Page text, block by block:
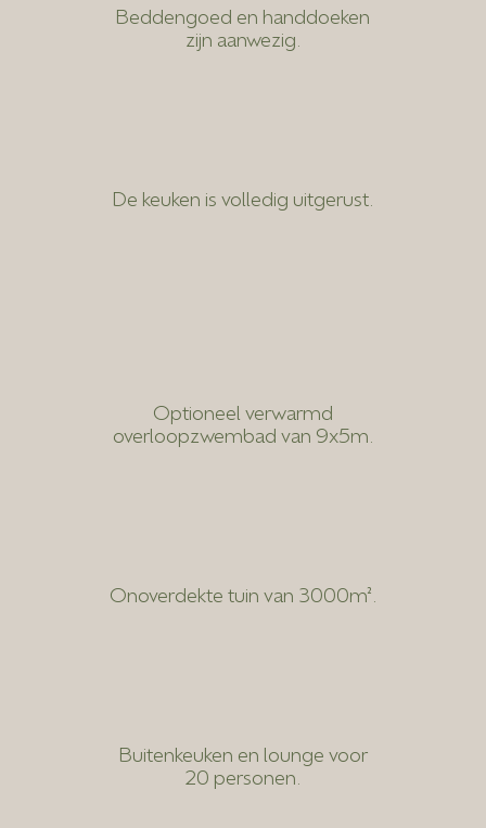
Beddengoed en handdoeken
zijn aanwezig.
De keuken is volledig uitgerust.
Optioneel verwarmd
overloopzwembad van 9x5m.
Onoverdekte tuin van 3000m².
Buitenkeuken en lounge voor
20 personen.